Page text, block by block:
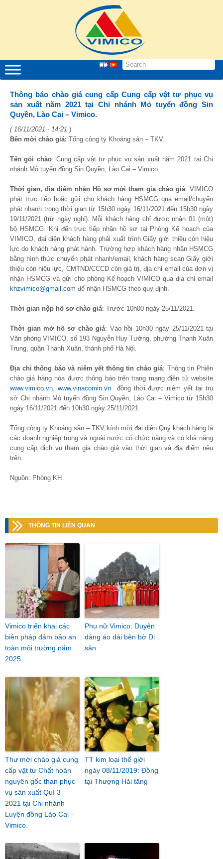
Thông báo chào giá cung cấp Cung cấp vật tư phục vụ
sản xuất năm 2021 tại Chi nhánh Mỏ tuyển đồng Sin
Quyền, Lào Cai – Vimico.
( 16/11/2021 - 14:21 )
Bên mời chào giá: Tổng công ty Khoáng sản – TKV.
Tên gói chào: Cung cấp vật tư phục vụ sản xuất năm 2021 tại Chi
nhánh Mỏ tuyển đồng Sin Quyền, Lào Cai – Vimico.
Thời gian, địa điểm nhận Hồ sơ mời tham gia chào giá: VIMICO
phát trực tiếp hoặc gửi cho khách hàng HSMCG qua email/chuyển
phát nhanh trong thời gian từ 15h30 ngày 16/11/2021 đến 15h30 ngày
19/11/2021 (trừ ngày nghỉ). Mỗi khách hàng chỉ được nhận 01 (một)
bộ HSMCG. Khi đến trực tiếp nhận hồ sơ tại Phòng Kế hoạch của
VIMICO, đại diện khách hàng phải xuất trình Giấy giới thiệu còn hiệu
lực do khách hàng phát hành. Trường hợp khách hàng nhận HSMCG
bằng hình thức chuyển phát nhanh/email, khách hàng scan Giấy giới
thiệu còn hiệu lực, CMTND/CCCD còn giá trị, địa chỉ email của đơn vị
nhận HSMCG và gửi cho phòng Kế hoạch VIMICO qua địa chỉ email
khzvimico@gmail.com để nhận HSMCG theo quy định.
Thời gian nộp hồ sơ chào giá: Trước 10h00 ngày 25/11/2021.
Thời gian mở hồ sơ chào giá: Vào hồi 10h30 ngày 25/11/2021 tại
Văn phòng VIMICO, số 193 Nguyễn Huy Tưởng, phường Thanh Xuân
Trung, quận Thanh Xuân, thành phố Hà Nội.
Địa chỉ thông báo và niêm yết thông tin chào giá: Thông tin Phiên
chào giá hàng hóa được thông báo trên trang mạng điện tử website
www.vimico.vn, www.vinacomin.vnđồng thời được niêm yết tại trụ
sở Chi nhánh Mỏ tuyển đồng Sin Quyền, Lào Cai – Vimico từ 15h30
ngày 16/11/2021 đến 10h30 ngày 25/11/2021.
Tổng công ty Khoáng sản – TKV kính mời đại diện Quý khách hàng là
các doanh nghiệp trong và ngoài nước có chức năng và có khả năng
cung cấp dịch vụ tham gia chào giá vào thời gian và địa điểm nêu
trên.
Nguồn: Phòng KH
THÔNG TIN LIÊN QUAN
Vimico triển khai các
biện pháp đảm bảo an
toàn môi trường năm
2025
Phụ nữ Vimico: Duyên
dáng áo dài bên bờ Di
sản
Thư mời chào giá cung
cấp vật tư Chất hoàn
nguyên gốc than phục
vụ sản xuất Quí 3 –
2021 tại Chi nhánh
Luyện đồng Lào Cai –
Vimico.
TT kim loại thế giới
ngày 08/11/2019: Đồng
tại Thượng Hải tăng